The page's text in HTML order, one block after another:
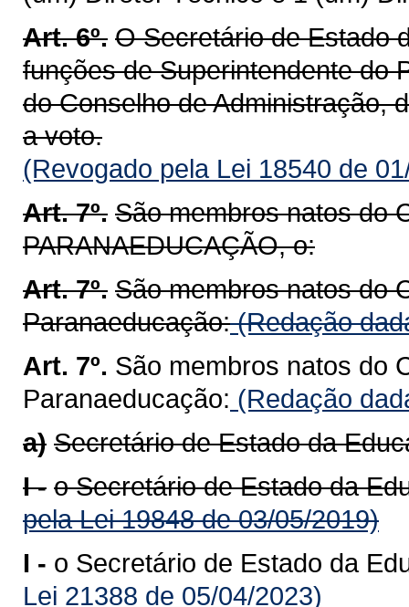
Art. 6º. O Secretário de Estado
funções de Superintendente do
do Conselho de Administração,
a voto.
(Revogado pela Lei 18540 de
Art. 7º. São membros natos do
PARANAEDUCAÇÃO, o:
Art. 7º. São membros natos do
Paranaeducação:(Redação
Art. 7º. São membros natos do
Paranaeducação: (Redação
a) Secretário de Estado da
I - o Secretário de Estado da
pela Lei 19848 de 03/05/2019)
I - o Secretário de Estado da
Lei 21388 de 05/04/2023)